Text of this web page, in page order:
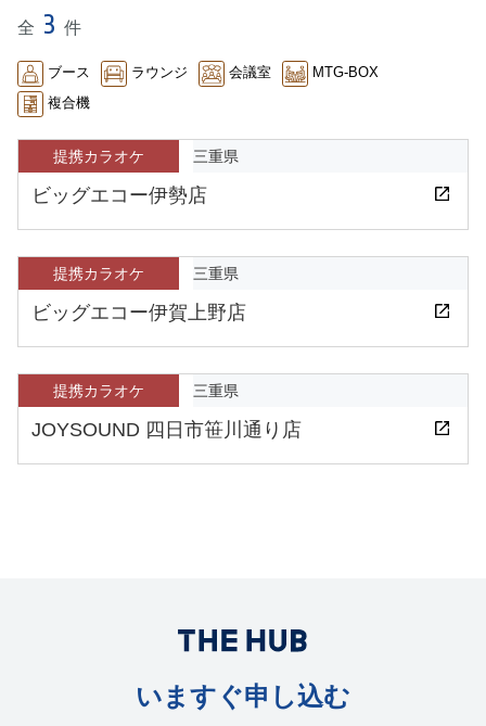
全 3 件
ブース ラウンジ 会議室
MTG-BOX
複合機
提携カラオケ 三重県
ビッグエコー伊勢店
提携カラオケ 三重県
ビッグエコー伊賀上野店
提携カラオケ 三重県
JOYSOUND 四日市笹川通り店
いますぐ申し込む